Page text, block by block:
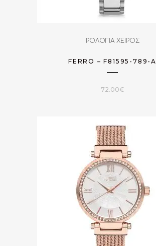
ΡΟΛΟΓΙΑ ΧΕΙΡΟΣ
FERRO – F81595-789-A
72.00€